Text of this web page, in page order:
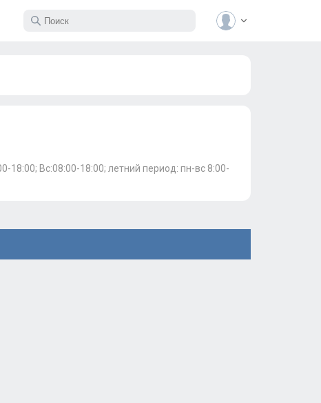
18:00; Вс:08:00-18:00; летний период: пн-вс 8:00-